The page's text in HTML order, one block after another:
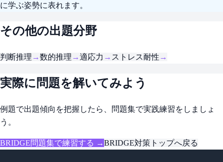
に学ぶ姿勢に表れます。
その他の出題分野
判断推理 →数的推理 →適応力 → ストレス耐性 →
実際に問題を解いてみよう
例題で出題傾向を把握したら、問題集で実践練習をしましょ
う。
BRIDGE問題集で練習する →BRIDGE対策トップへ戻る